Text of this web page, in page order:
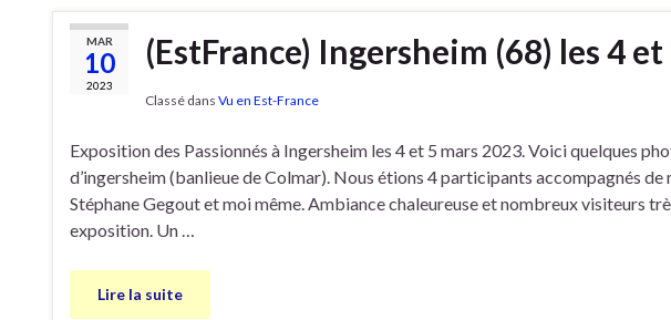
MAR
10
2023
(EstFrance) Ingersheim (68) les 4
Classé dans Vu en Est-France
Exposition des Passionnés à Ingersheim les 4 et 5 mars 2023. Voici quelques
d’ingersheim (banlieue de Colmar). Nous étions 4 participants accompagnés
Stéphane Gegout et moi même. Ambiance chaleureuse et nombreux visiteurs
exposition. Un …
Lire la suite